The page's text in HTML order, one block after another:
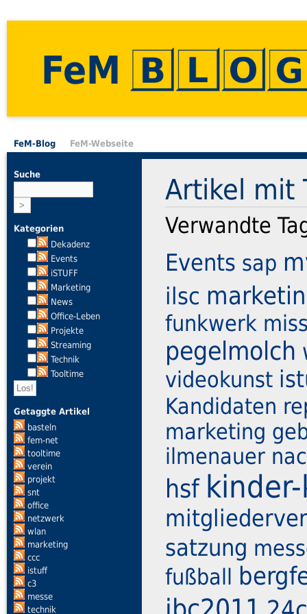
FeM
FeM-Blog FeM-Webseite
Suche
Kategorien
Dekadenz
Events
iSTUFF
Marketing
News
Office-Leben
Projekte
Streaming
Technik
Tooltime
Getaggte Artikel
basteln
fem-net
tooltime
verein
projekt
snt
office
netzwerk
wlan
marketing
ccc
istuff
c3
messe
technik
Artikel mit
Verwandte
Events sap
ilsc
funkwerk
pegelmolch
videokunst
Kandidaten
marketing
ilmenauer
hsf
satzung
fußball